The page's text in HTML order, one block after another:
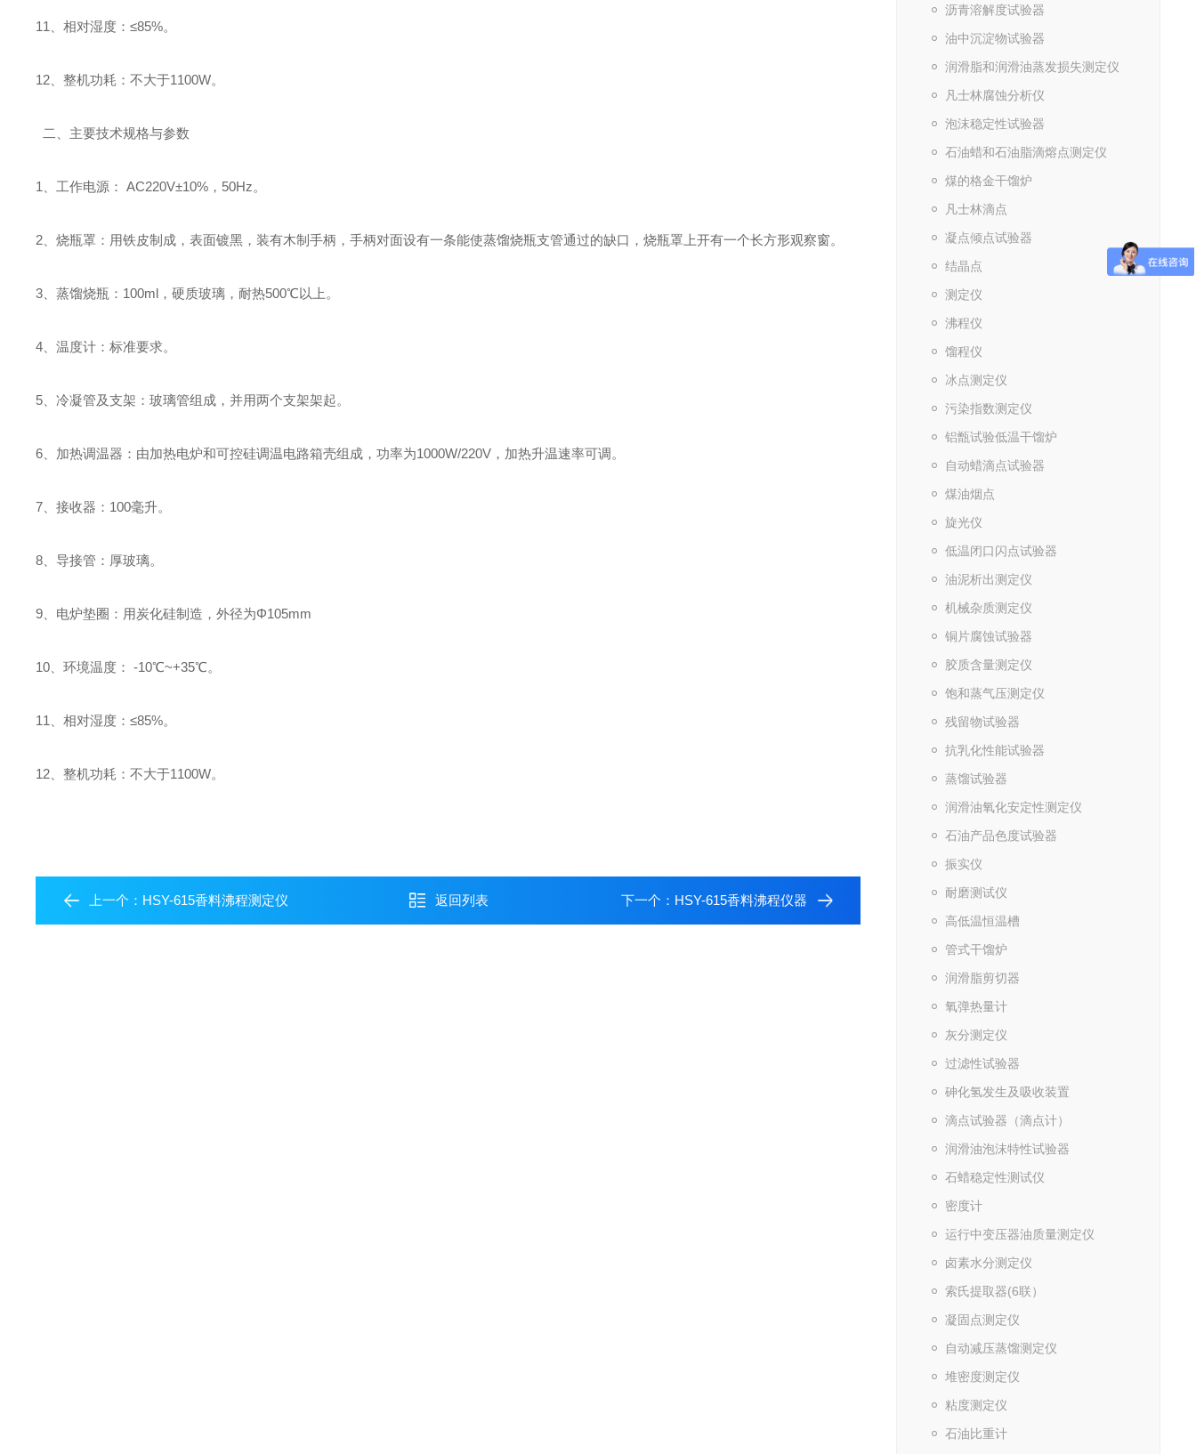
沥青溶解度试验器
油中沉淀物试验器
润滑脂和润滑油蒸发损失测定仪
凡士林腐蚀分析仪
泡沫稳定性试验器
石油蜡和石油脂滴熔点测定仪
煤的格金干馏炉
凡士林滴点
凝点倾点试验器
结晶点
测定仪
沸程仪
馏程仪
冰点测定仪
污染指数测定仪
铝甑试验低温干馏炉
自动蜡滴点试验器
煤油烟点
旋光仪
低温闭口闪点试验器
油泥析出测定仪
机械杂质测定仪
铜片腐蚀试验器
胶质含量测定仪
饱和蒸气压测定仪
残留物试验器
抗乳化性能试验器
蒸馏试验器
润滑油氧化安定性测定仪
石油产品色度试验器
振实仪
耐磨测试仪
高低温恒温槽
管式干馏炉
润滑脂剪切器
氧弹热量计
灰分测定仪
过滤性试验器
砷化氢发生及吸收装置
滴点试验器（滴点计）
润滑油泡沫特性试验器
石蜡稳定性测试仪
密度计
运行中变压器油质量测定仪
卤素水分测定仪
索氏提取器(6联）
凝固点测定仪
自动减压蒸馏测定仪
堆密度测定仪
粘度测定仪
石油比重计
11、相对湿度：≤85%。
12、整机功耗：不大于1100W。
二、主要技术规格与参数
1、工作电源： AC220V±10%，50Hz。
2、烧瓶罩：用铁皮制成，表面镀黑，装有木制手柄，手柄对面设有一条能使蒸馏烧瓶支管通过的缺口，烧瓶罩上开有一个长方形观察窗。
3、蒸馏烧瓶：100ml，硬质玻璃，耐热500℃以上。
4、温度计：标准要求。
5、冷凝管及支架：玻璃管组成，并用两个支架架起。
6、加热调温器：由加热电炉和可控硅调温电路箱壳组成，功率为1000W/220V，加热升温速率可调。
7、接收器：100毫升。
8、导接管：厚玻璃。
9、电炉垫圈：用炭化硅制造，外径为Φ105mm
10、环境温度： -10℃~+35℃。
11、相对湿度：≤85%。
12、整机功耗：不大于1100W。
上一个： HSY-615香料沸程测定仪 返回列表 下一个： HSY-615香料沸程仪器